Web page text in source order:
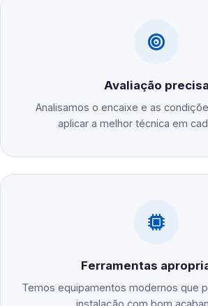
Avaliação precisa
Analisamos o encaixe e as
aplicar a melhor técnica em
Ferramentas
Temos equipamentos modernos que
instalação com bom